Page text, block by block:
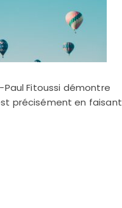
Fitoussi démontre
précisément en faisant